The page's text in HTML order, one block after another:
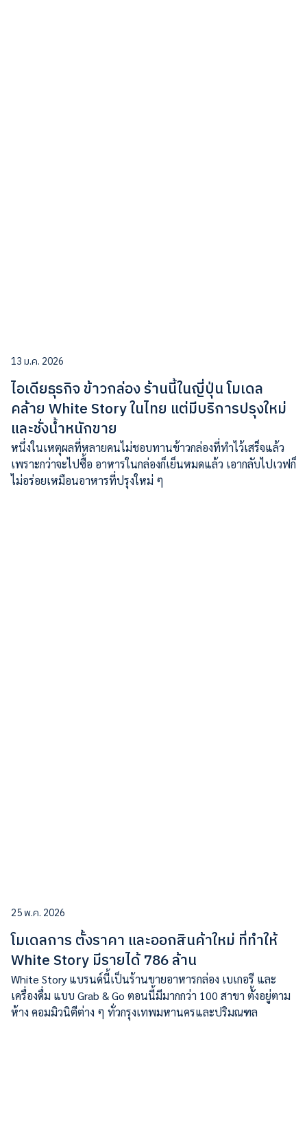
13 ม.ค. 2026
ไอเดียธุรกิจ ข้าวกล่อง ร้านนี้ในญี่ปุ่น โมเดล
คล้าย White Story ในไทย แต่มีบริการปรุงใหม่
และชั่งน้ำหนักขาย
หนึ่งในเหตุผลที่หลายคนไม่ชอบทานข้าวกล่องที่ทำไว้เสร็จแล้ว
เพราะกว่าจะไปซื้อ อาหารในกล่องก็เย็นหมดแล้ว เอากลับไปเวฟก็
ไม่อร่อยเหมือนอาหารที่ปรุงใหม่ ๆ
25 พ.ค. 2026
โมเดลการ ตั้งราคา และออกสินค้าใหม่ ที่ทำให้
White Story มีรายได้ 786 ล้าน
White Story แบรนด์นี้เป็นร้านขายอาหารกล่อง เบเกอรี และ
เครื่องดื่ม แบบ Grab & Go ตอนนี้มีมากกว่า 100 สาขา ตั้งอยู่ตาม
ห้าง คอมมิวนิตีต่าง ๆ ทั่วกรุงเทพมหานครและปริมณฑล